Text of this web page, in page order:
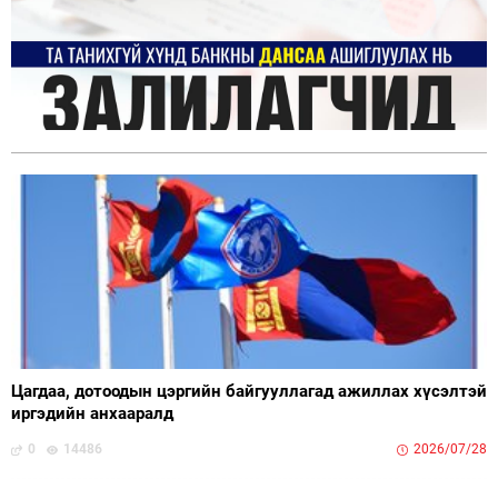
Цагдаа, дотоодын цэргийн байгууллагад ажиллах хүсэлтэй
иргэдийн анхааралд
0 14486 2026/07/28